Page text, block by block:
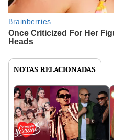
NOTAS RELACIONADAS